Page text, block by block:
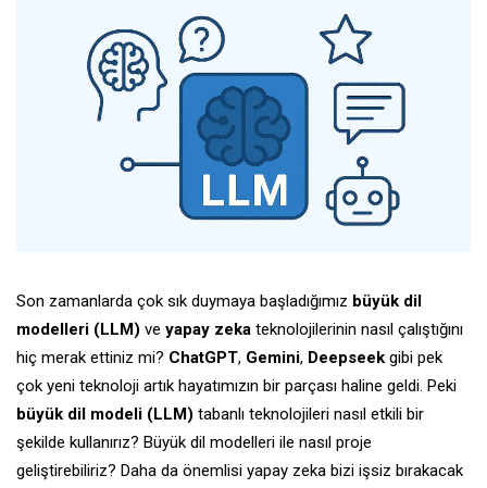
Son zamanlarda çok sık duymaya başladığımız büyük dil
modelleri (LLM) ve yapay zeka teknolojilerinin nasıl çalıştığını
hiç merak ettiniz mi? ChatGPT, Gemini, Deepseek gibi pek
çok yeni teknoloji artık hayatımızın bir parçası haline geldi. Peki
büyük dil modeli (LLM) tabanlı teknolojileri nasıl etkili bir
şekilde kullanırız? Büyük dil modelleri ile nasıl proje
geliştirebiliriz? Daha da önemlisi yapay zeka bizi işsiz bırakacak